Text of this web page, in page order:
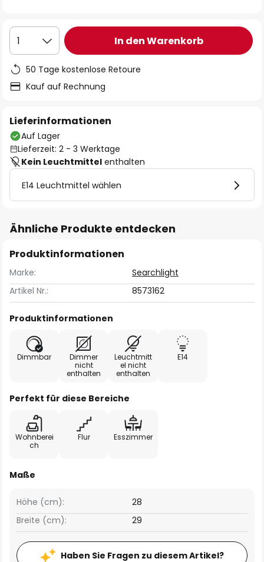
1 In den Warenkorb
50 Tage kostenlose Retoure
Kauf auf Rechnung
Lieferinformationen
Auf Lager
Lieferzeit: 2 - 3 Werktage
Kein Leuchtmittel enthalten
E14 Leuchtmittel wählen
Ähnliche Produkte entdecken
Produktinformationen
Marke:
Searchlight
Artikel Nr.:
8573162
Produktinformationen
Dimmbar
Dimmer
nicht
enthalten
Leuchtmitt
el nicht
enthalten
E14
Perfekt für diese Bereiche
Wohnberei
ch
Flur Esszimmer
Maße
Breite (cm): 29
Höhe (cm): 28
Haben Sie Fragen zu diesem Artikel?